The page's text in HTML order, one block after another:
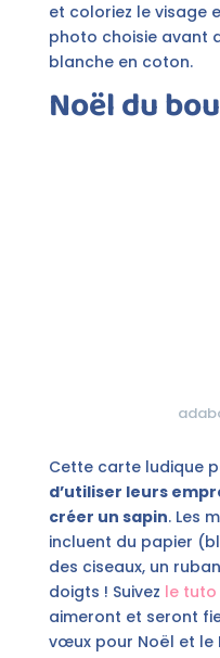
et coloriez le visage
photo choisie avant
blanche en coton.
Noël du
Cette carte ludique
d’utiliser leurs
créer un sapin. Les
incluent du papier
des ciseaux, un
doigts ! Suivez le tuto
aimeront et seront
vœux pour Noël et le